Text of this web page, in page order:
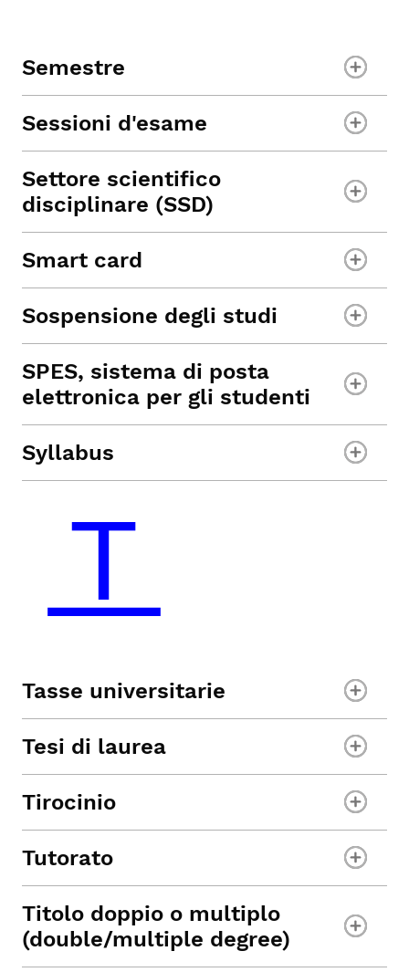
Semestre
Sessioni d'esame
Settore scientifico
disciplinare (SSD)
Smart card
Sospensione degli studi
SPES, sistema di posta
elettronica per gli studenti
Syllabus
Tasse universitarie
Tesi di laurea
Tirocinio
Tutorato
Titolo doppio o multiplo
(double/multiple degree)